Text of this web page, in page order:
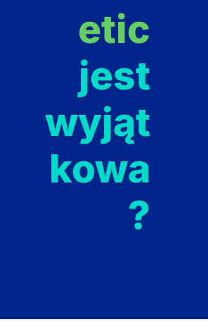
etic
jest
wyjąt
kowa
?